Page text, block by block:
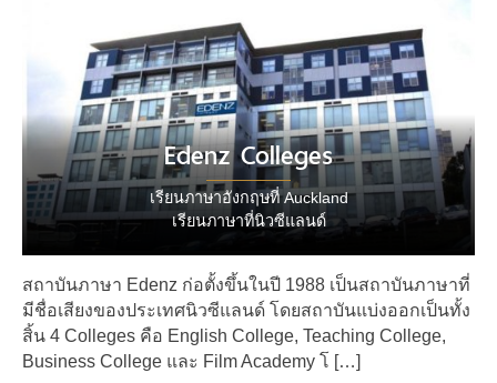
Edenz Colleges
เรียนภาษาอังกฤษที่ Auckland
เรียนภาษาที่นิวซีแลนด์
สถาบันภาษา Edenz ก่อตั้งขึ้นในปี 1988 เป็นสถาบันภาษาที่
มีชื่อเสียงของประเทศนิวซีแลนด์ โดยสถาบันแบ่งออกเป็นทั้ง
สิ้น 4 Colleges คือ English College, Teaching College,
Business College และ Film Academy โ […]